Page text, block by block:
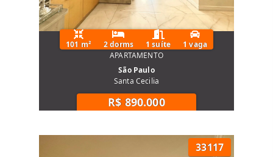
101 m² 2 dorms 1 suíte
1 vaga
APARTAMENTO
São Paulo
Santa Cecilia
R$ 890.000
33117